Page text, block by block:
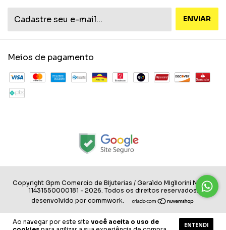
Ao navegar por este site você aceita o uso de
ENTENDI
Meios de pagamento
Copyright Gpm Comercio de Bijuterias / Geraldo Migliorini Neto -
11431550000181 - 2026. Todos os direitos reservados.
desenvolvido por commwork.